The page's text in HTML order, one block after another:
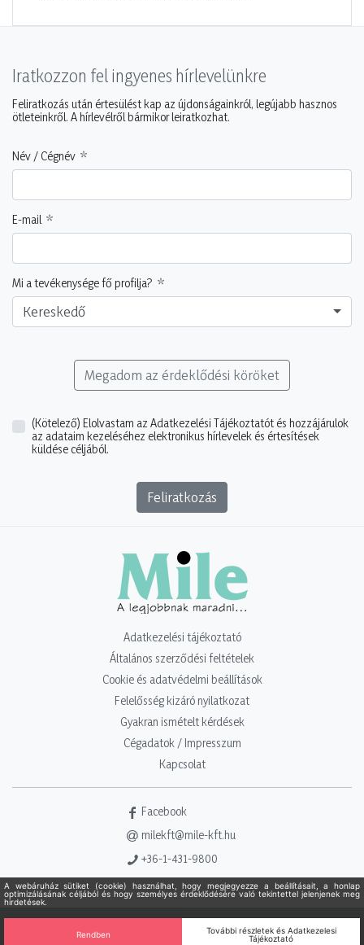
Iratkozzon fel ingyenes hírlevelünkre
Feliratkozás után értesülést kap az újdonságainkról, legújabb hasznos
ötleteinkről. A hírlevélről bármikor leiratkozhat.
Név / Cégnév
E-mail
Mi a tevékenysége fő profilja?
Kereskedő
Megadom az érdeklődési köröket
(Kötelező) Elolvastam az Adatkezelési Tájékoztatót és hozzájárulok
az adataim kezeléséhez elektronikus hírlevelek és értesítések
küldése céljából.
Feliratkozás
Adatkezelési tájékoztató
Általános szerződési feltételek
Cookie és adatvédelmi beállítások
Felelősség kizáró nyilatkozat
Gyakran ismételt kérdések
Cégadatok / Impresszum
Kapcsolat
Facebook
milekft@mile-kft.hu
+36-1-431-9800
Copyright 2021 - 2026. Mile Kft. Minden jog fenntartva!Powered